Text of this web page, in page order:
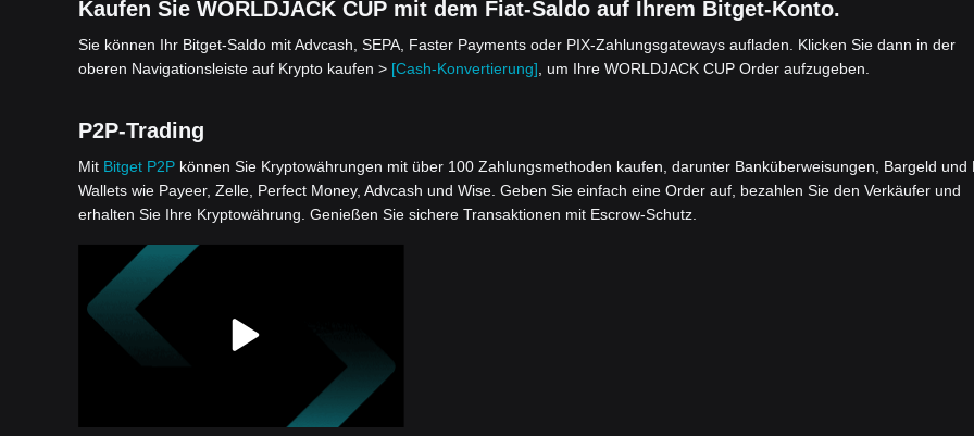
Kaufen Sie WORLDJACK CUP mit dem Fiat-Saldo auf Ihrem Bitget-Konto.
Sie können Ihr Bitget-Saldo mit Advcash, SEPA, Faster Payments oder PIX-Zahlungsgateways aufladen. Klicken Sie dann in der
oberen Navigationsleiste auf Krypto kaufen > [Cash-Konvertierung] , um Ihre WORLDJACK CUP Order aufzugeben.
P2P-Trading
Mit Bitget P2P können Sie Kryptowährungen mit über 100 Zahlungsmethoden kaufen, darunter Banküberweisungen, Bargeld und
Wallets wie Payeer, Zelle, Perfect Money, Advcash und Wise. Geben Sie einfach eine Order auf, bezahlen Sie den Verkäufer und
erhalten Sie Ihre Kryptowährung. Genießen Sie sichere Transaktionen mit Escrow-Schutz.